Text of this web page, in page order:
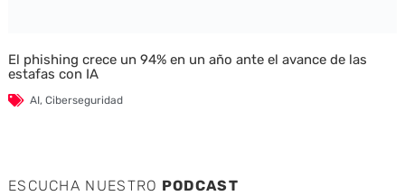
El phishing crece un 94% en un año ante el avance de las
estafas con IA
AI, Ciberseguridad
ESCUCHA NUESTRO PODCAST